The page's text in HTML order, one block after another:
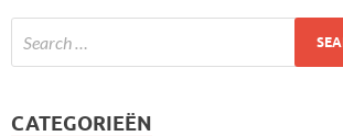
CATEGORIEËN